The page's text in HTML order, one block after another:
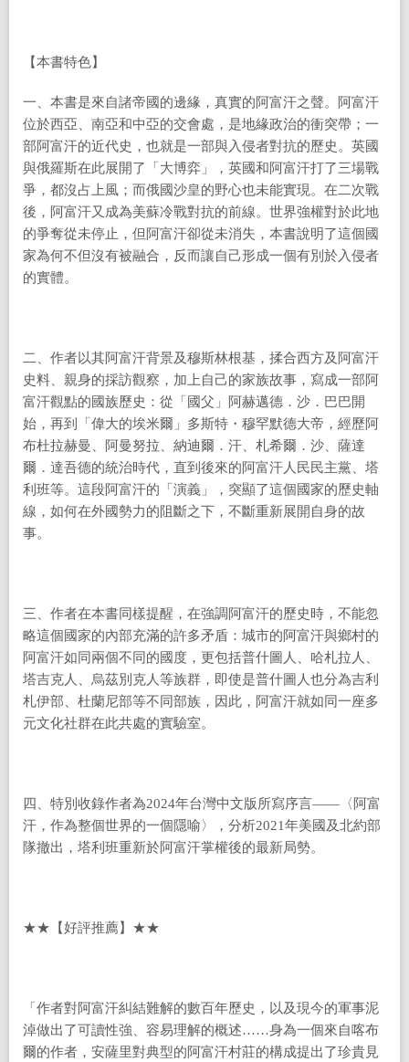
【本書特色】
一、本書是來自諸帝國的邊緣，真實的阿富汗之聲。阿富汗
位於西亞、南亞和中亞的交會處，是地緣政治的衝突帶；一
部阿富汗的近代史，也就是一部與入侵者對抗的歷史。英國
與俄羅斯在此展開了「大博弈」，英國和阿富汗打了三場戰
爭，都沒占上風；而俄國沙皇的野心也未能實現。在二次戰
後，阿富汗又成為美蘇冷戰對抗的前線。世界強權對於此地
的爭奪從未停止，但阿富汗卻從未消失，本書說明了這個國
家為何不但沒有被融合，反而讓自己形成一個有別於入侵者
的實體。
二、作者以其阿富汗背景及穆斯林根基，揉合西方及阿富汗
史料、親身的採訪觀察，加上自己的家族故事，寫成一部阿
富汗觀點的國族歷史：從「國父」阿赫邁德．沙．巴巴開
始，再到「偉大的埃米爾」多斯特・穆罕默德大帝，經歷阿
布杜拉赫曼、阿曼努拉、納迪爾．汗、札希爾．沙、薩達
爾．達吾德的統治時代，直到後來的阿富汗人民民主黨、塔
利班等。這段阿富汗的「演義」，突顯了這個國家的歷史軸
線，如何在外國勢力的阻斷之下，不斷重新展開自身的故
事。
三、作者在本書同樣提醒，在強調阿富汗的歷史時，不能忽
略這個國家的內部充滿的許多矛盾：城市的阿富汗與鄉村的
阿富汗如同兩個不同的國度，更包括普什圖人、哈札拉人、
塔吉克人、烏茲別克人等族群，即使是普什圖人也分為吉利
札伊部、杜蘭尼部等不同部族，因此，阿富汗就如同一座多
元文化社群在此共處的實驗室。
四、特別收錄作者為2024年台灣中文版所寫序言――〈阿富
汗，作為整個世界的一個隱喻〉，分析2021年美國及北約部
隊撤出，塔利班重新於阿富汗掌權後的最新局勢。
★★【好評推薦】★★
「作者對阿富汗糾結難解的數百年歷史，以及現今的軍事泥
淖做出了可讀性強、容易理解的概述……身為一個來自喀布
爾的作者，安薩里對典型的阿富汗村莊的構成提出了珍貴見